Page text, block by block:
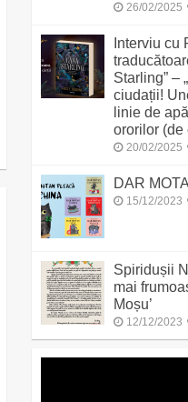
26/02/2025
Interviu cu
Starling” –
ciudații!
linie de
ororilor (de
20/02/2025
DAR
15/12/2023
Spiridușii
mai
Moșu’
12/12/2023